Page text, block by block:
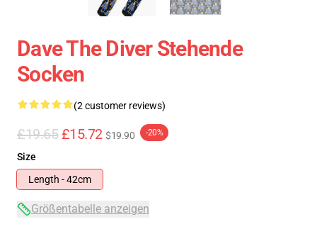
Dave The Diver Stehende
Socken
(2 customer reviews)
£19.65 £15.72 $19.90 -20%
Size
Length - 42cm
Größentabelle anzeigen